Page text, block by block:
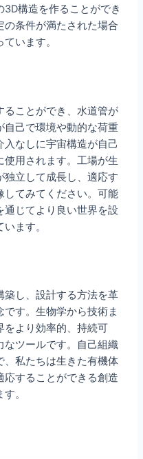
構造を作ることができ
の条件が満たされた場合
います。
ることができ、水道管が
自己で環境や動的な荷重
なしに宇宙構造が自己
用されます。工場が生
立して成長し、適応す
してみてください。可能
じてより良い世界を設
ます。
築し、設計する方法を革
す。生物学から技術ま
をより効率的、持続可
なツールです。自己組織
、私たちは生きた有機体
することができる創造
。